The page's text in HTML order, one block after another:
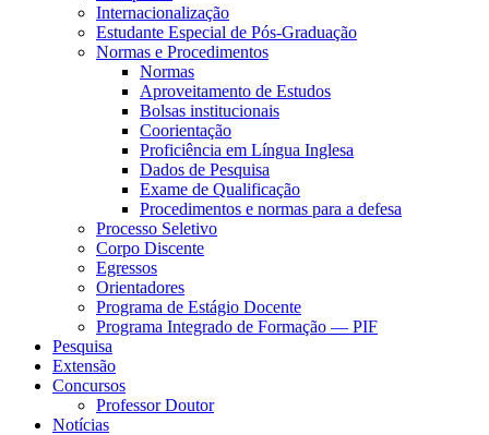
Internacionalização
Estudante Especial de Pós-Graduação
Normas e Procedimentos
Normas
Aproveitamento de Estudos
Bolsas institucionais
Coorientação
Proficiência em Língua Inglesa
Dados de Pesquisa
Exame de Qualificação
Procedimentos e normas para a defesa
Processo Seletivo
Corpo Discente
Egressos
Orientadores
Programa de Estágio Docente
Programa Integrado de Formação — PIF
Pesquisa
Extensão
Concursos
Professor Doutor
Notícias